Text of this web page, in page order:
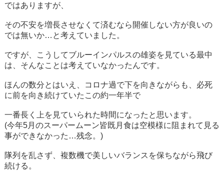
ではありますが、
その不安を増長させなくて済むなら開催しない方が良いの
では無いか…と考えていました。
ですが、こうしてブルーインパルスの雄姿を見ている最中
は、そんなことは考えていなかったんです。
ほんの数分とはいえ、コロナ過で下を向きながらも、必死
に前を向き続けていたこの約一年半で
一番長く上を見ていられた時間になったと思います。
(今年5月のスーパームーン皆既月食は空模様に阻まれて見る
事ができなかった…残念。)
隊列を乱さず、複数機で美しいバランスを保ちながら飛び
続ける。